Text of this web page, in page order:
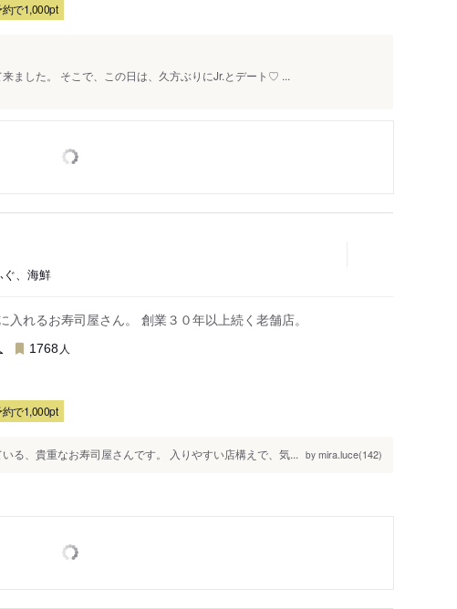
で1,000pt
ました。 そこで、この日は、久方ぶりにJr.とデート♡ ...
、海鮮
れるお寿司屋さん。 創業３０年以上続く老舗店。
1768 人
で1,000pt
る、貴重なお寿司屋さんです。 入りやすい店構えで、気... by mira.luce(142)